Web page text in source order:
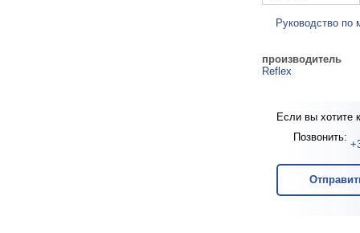
Руководство по
производитель
Reflex
Если вы хотите
Позвонить: